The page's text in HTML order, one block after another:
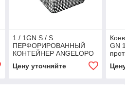
1 / 1GN S / S
ПЕРФОРИРОВАННЫЙ
КОНТЕЙНЕР ANGELOPO
Цену уточняйте
GN